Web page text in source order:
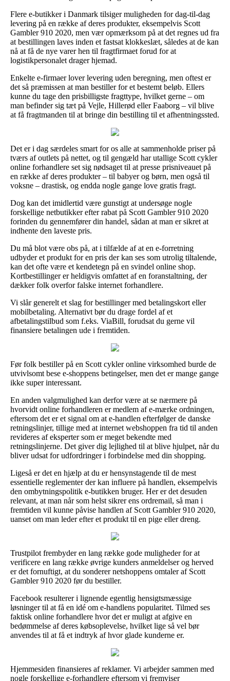
Flere e-butikker i Danmark tilsiger muligheden for dag-til-dag
levering på en række af deres produkter, eksempelvis Scott
Gambler 910 2020, men vær opmærksom på at det regnes ud fra
at bestillingen laves inden et fastsat klokkeslæt, således at de kan
nå at få de nye varer hen til fragtfirmaet forud for at
logistikpersonalet drager hjemad.
Enkelte e-firmaer lover levering uden beregning, men oftest er
det så præmissen at man bestiller for et bestemt beløb. Ellers
kunne du tage den prisbilligste fragttype, hvilket gerne – om
man befinder sig tæt på Vejle, Hillerød eller Faaborg – vil blive
at få fragtmanden til at bringe din bestilling til et afhentningssted.
Det er i dag særdeles smart for os alle at sammenholde priser på
tværs af outlets på nettet, og til gengæld har utallige Scott cykler
online forhandlere set sig nødsaget til at presse prisniveauet på
en række af deres produkter – til babyer og børn, men også til
voksne – drastisk, og endda nogle gange love gratis fragt.
Dog kan det imidlertid være gunstigt at undersøge nogle
forskellige netbutikker efter rabat på Scott Gambler 910 2020
forinden du gennemfører din handel, sådan at man er sikret at
indhente den laveste pris.
Du må blot være obs på, at i tilfælde af at en e-forretning
udbyder et produkt for en pris der kan ses som utrolig tiltalende,
kan det ofte være et kendetegn på en svindel online shop.
Kortbestillinger er heldigvis omfattet af en foranstaltning, der
dækker folk overfor falske internet forhandlere.
Vi slår generelt et slag for bestillinger med betalingskort eller
mobilbetaling. Alternativt bør du drage fordel af et
afbetalingstilbud som f.eks. ViaBill, forudsat du gerne vil
finansiere betalingen ude i fremtiden.
Før folk bestiller på en Scott cykler online virksomhed burde de
utvivlsomt bese e-shoppens betingelser, men det er mange gange
ikke super interessant.
En anden valgmulighed kan derfor være at se nærmere på
hvorvidt online forhandleren er medlem af e-mærke ordningen,
eftersom det er et signal om at e-handlen efterfølger de danske
retningslinjer, tillige med at internet webshoppen fra tid til anden
revideres af eksperter som er meget bekendte med
retningslinjerne. Det giver dig lejlighed til at blive hjulpet, når du
bliver udsat for udfordringer i forbindelse med din shopping.
Ligeså er det en hjælp at du er hensynstagende til de mest
essentielle reglementer der kan influere på handlen, eksempelvis
den ombytningspolitik e-butikken bruger. Her er det desuden
relevant, at man når som helst sikrer ens ordremail, så man i
fremtiden vil kunne påvise handlen af Scott Gambler 910 2020,
uanset om man leder efter et produkt til en pige eller dreng.
Trustpilot frembyder en lang række gode muligheder for at
verificere en lang række øvrige kunders anmeldelser og herved
er det fornuftigt, at du sonderer netshoppens omtaler af Scott
Gambler 910 2020 før du bestiller.
Facebook resulterer i lignende egentlig hensigtsmæssige
løsninger til at få en idé om e-handlens popularitet. Tilmed ses
faktisk online forhandlere hvor det er muligt at afgive en
bedømmelse af deres købsoplevelse, hvilket lige så vel bør
anvendes til at få et indtryk af hvor glade kunderne er.
Hjemmesiden finansieres af reklamer. Vi arbejder sammen med
nogle forskellige e-forhandlere eftersom vi fremviser